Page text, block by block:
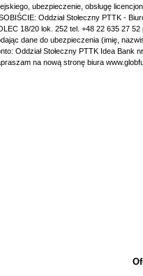
ubezpieczenie, obsługę
Oddział Stołeczny PTTK -
18/20 lok. 252 tel. +48 22 635 27
dane do ubezpieczenia (imię,
Oddział Stołeczny PTTK Idea Bank
na nową stronę biura